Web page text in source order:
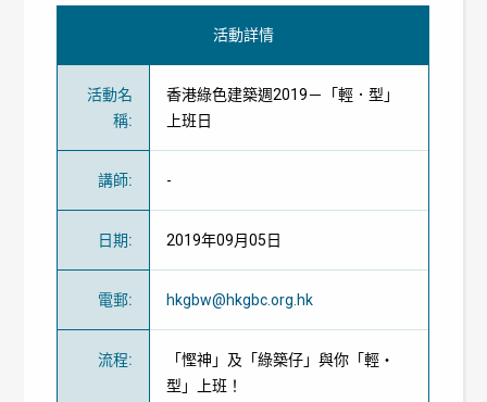
活動詳情
活動名
稱:
香港綠色建築週2019－「輕．型」
上班日
講師: -
日期: 2019年09月05日
電郵: hkgbw@hkgbc.org.hk
流程:
「慳神」及「綠築仔」與你「輕‧
型」上班！